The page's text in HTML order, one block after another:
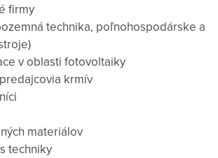
firmy
technika, poľnohospodárske a
v oblasti fotovoltaiky
krmív
materiálov
techniky